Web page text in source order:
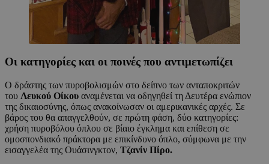
Οι κατηγορίες και οι ποινές που αντιμετωπίζει
Ο δράστης των πυροβολισμών στο δείπνο των ανταποκριτών
του Λευκού Οίκου αναμένεται να οδηγηθεί τη Δευτέρα ενώπιον
της δικαιοσύνης, όπως ανακοίνωσαν οι αμερικανικές αρχές. Σε
βάρος του θα απαγγελθούν, σε πρώτη φάση, δύο κατηγορίες:
χρήση πυροβόλου όπλου σε βίαιο έγκλημα και επίθεση σε
ομοσπονδιακό πράκτορα με επικίνδυνο όπλο, σύμφωνα με την
εισαγγελέα της Ουάσινγκτον, Τζανίν Πίρο.